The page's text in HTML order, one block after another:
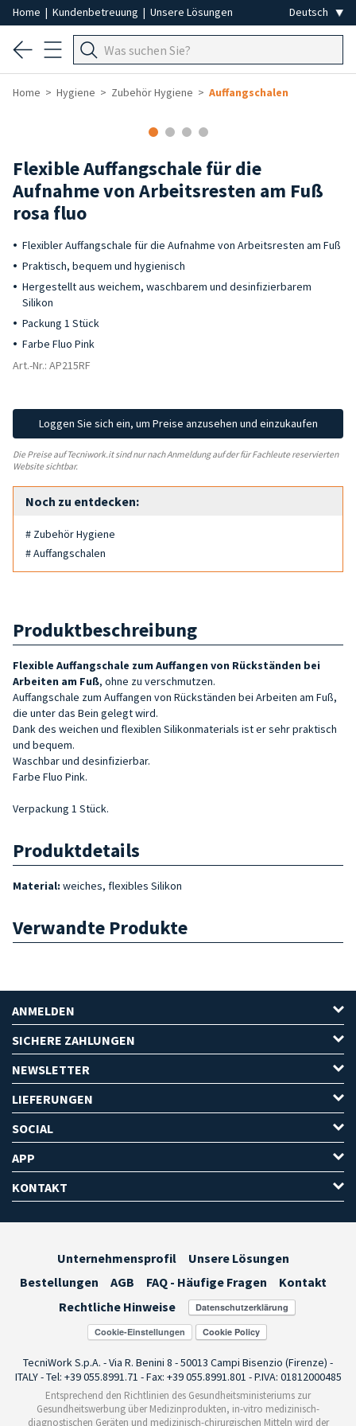
Home | Kundenbetreuung | Unsere Lösungen
Home Hygiene Zubehör Hygiene Auffangschalen
Flexible Auffangschale für die
Aufnahme von Arbeitsresten am Fuß
rosa fluo
Flexibler Auffangschale für die Aufnahme von Arbeitsresten am Fuß
Praktisch, bequem und hygienisch
Hergestellt aus weichem, waschbarem und desinfizierbarem
Silikon
Packung 1 Stück
Farbe Fluo Pink
Art.-Nr.: AP215RF
Loggen Sie sich ein, um Preise anzusehen und einzukaufen
Die Preise auf Tecniwork.it sind nur nach Anmeldung auf der für Fachleute reservierten
Website sichtbar.
Noch zu entdecken:
# Zubehör Hygiene
# Auffangschalen
Produktbeschreibung
Flexible Auffangschale zum Auffangen von Rückständen bei
Arbeiten am Fuß, ohne zu verschmutzen.
Auffangschale zum Auffangen von Rückständen bei Arbeiten am Fuß,
die unter das Bein gelegt wird.
Dank des weichen und flexiblen Silikonmaterials ist er sehr praktisch
und bequem.
Waschbar und desinfizierbar.
Farbe Fluo Pink.
Verpackung 1 Stück.
Produktdetails
Material: weiches, flexibles Silikon
Verwandte Produkte
ANMELDEN
SICHERE ZAHLUNGEN
NEWSLETTER
LIEFERUNGEN
SOCIAL
APP
KONTAKT
Unternehmensprofil
Unsere Lösungen
Bestellungen
AGB FAQ - Häufige Fragen
Kontakt
Rechtliche Hinweise
Cookie-Einstellungen
TecniWork S.p.A. - Via R. Benini 8 - 50013 Campi Bisenzio (Firenze) -
ITALY - Tel: +39 055.8991.71 - Fax: +39 055.8991.801 - P.IVA: 01812000485
Entsprechend den Richtlinien des Gesundheitsministeriums zur
Gesundheitswerbung über Medizinprodukten, in-vitro medizinisch-
diagnostischen Geräten und medizinisch-chirurgischen Mitteln wird der